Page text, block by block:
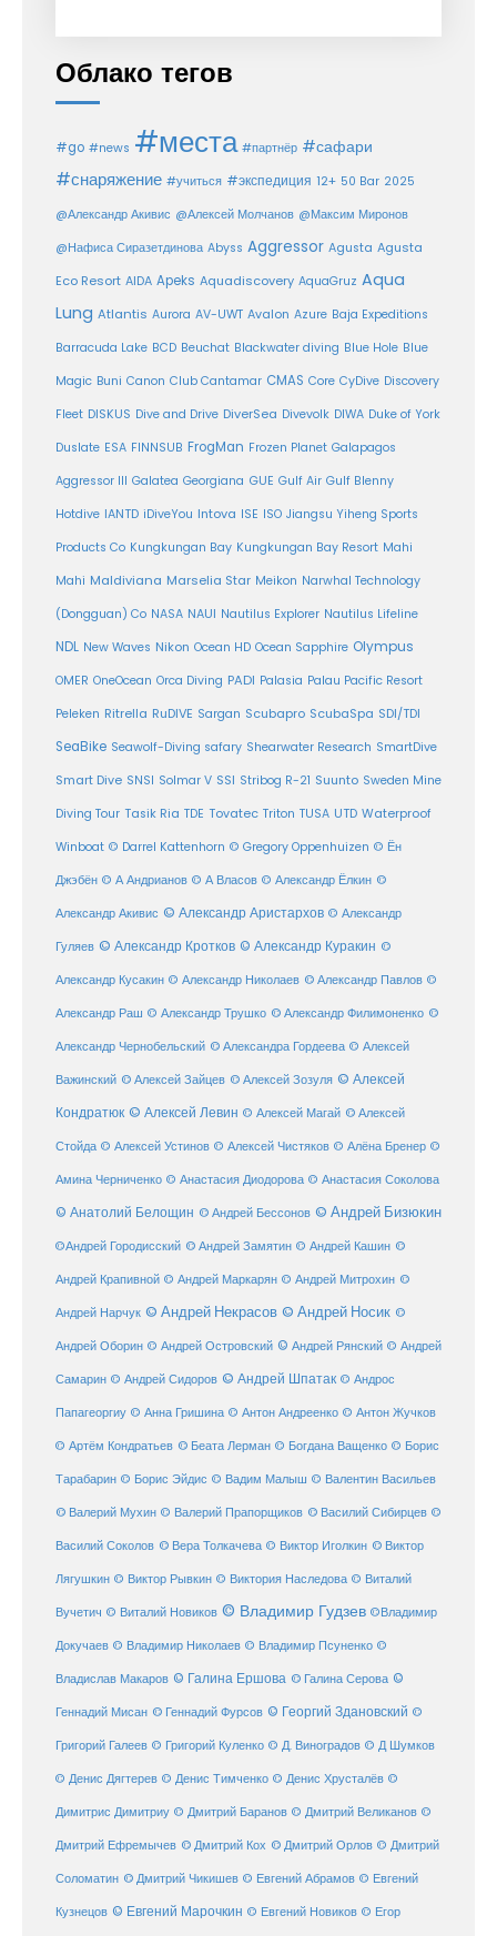
Облако тегов
#go #news #места #партнёр #сафари
#снаряжение #учиться #экспедиция 12+ 50 Bar 2025
@Александр Акивис @Алексей Молчанов @Максим Миронов
@Нафиса Сиразетдинова Abyss Aggressor Agusta Agusta
Eco Resort AIDA Apeks Aquadiscovery AquaGruz Aqua
Lung Atlantis Aurora AV-UWT Avalon Azure Baja Expeditions
Barracuda Lake BCD Beuchat Blackwater diving Blue Hole Blue
Magic Buni Canon Club Cantamar CMAS Core CyDive Discovery
Fleet DISKUS Dive and Drive DiverSea Divevolk DIWA Duke of York
Duslate ESA FINNSUB FrogMan Frozen Planet Galapagos
Aggressor III Galatea Georgiana GUE Gulf Air Gulf Blenny
Hotdive IANTD iDiveYou Intova ISE ISO Jiangsu Yiheng Sports
Products Co Kungkungan Bay Kungkungan Bay Resort Mahi
Mahi Maldiviana Marselia Star Meikon Narwhal Technology
(Dongguan) Co NASA NAUI Nautilus Explorer Nautilus Lifeline
NDL New Waves Nikon Ocean HD Ocean Sapphire Olympus
OMER OneOcean Orca Diving PADI Palasia Palau Pacific Resort
Peleken Ritrella RuDIVE Sargan Scubapro ScubaSpa SDI/TDI
SeaBike Seawolf-Diving safary Shearwater Research SmartDive
Smart Dive SNSI Solmar V SSI Stribog R-21 Suunto Sweden Mine
Diving Tour Tasik Ria TDE Tovatec Triton TUSA UTD Waterproof
Winboat © Darrel Kattenhorn © Gregory Oppenhuizen © Ён
Джэбён © А Андрианов © А Власов © Александр Ёлкин ©
Александр Акивис © Александр Аристархов © Александр
Гуляев © Александр Кротков © Александр Куракин ©
Александр Кусакин © Александр Николаев © Александр Павлов ©
Александр Раш © Александр Трушко © Александр Филимоненко ©
Александр Чернобельский © Александра Гордеева © Алексей
Важинский © Алексей Зайцев © Алексей Зозуля © Алексей
Кондратюк © Алексей Левин © Алексей Магай © Алексей
Стойда © Алексей Устинов © Алексей Чистяков © Алёна Бренер ©
Амина Черниченко © Анастасия Диодорова © Анастасия Соколова
© Анатолий Белощин © Андрей Бессонов © Андрей Бизюкин
©Андрей Городисский © Андрей Замятин © Андрей Кашин ©
Андрей Крапивной © Андрей Маркарян © Андрей Митрохин ©
Андрей Нарчук © Андрей Некрасов © Андрей Носик ©
Андрей Оборин © Андрей Островский © Андрей Рянский © Андрей
Самарин © Андрей Сидоров © Андрей Шпатак © Андрос
Папагеоргиу © Анна Гришина © Антон Андреенко © Антон Жучков
© Артём Кондратьев © Беата Лерман © Богдана Ващенко © Борис
Тарабарин © Борис Эйдис © Вадим Малыш © Валентин Васильев
© Валерий Мухин © Валерий Прапорщиков © Василий Сибирцев ©
Василий Соколов © Вера Толкачева © Виктор Иголкин © Виктор
Лягушкин © Виктор Рывкин © Виктория Наследова © Виталий
Вучетич © Виталий Новиков © Владимир Гудзев ©Владимир
Докучаев © Владимир Николаев © Владимир Псуненко ©
Владислав Макаров © Галина Ершова © Галина Серова ©
Геннадий Мисан © Геннадий Фурсов © Георгий Здановский ©
Григорий Галеев © Григорий Куленко © Д. Виноградов © Д Шумков
© Денис Дягтерев © Денис Тимченко © Денис Хрусталёв ©
Димитрис Димитриу © Дмитрий Баранов © Дмитрий Великанов ©
Дмитрий Ефремычев © Дмитрий Кох © Дмитрий Орлов © Дмитрий
Соломатин © Дмитрий Чикишев © Евгений Абрамов © Евгений
Кузнецов © Евгений Марочкин © Евгений Новиков © Егор